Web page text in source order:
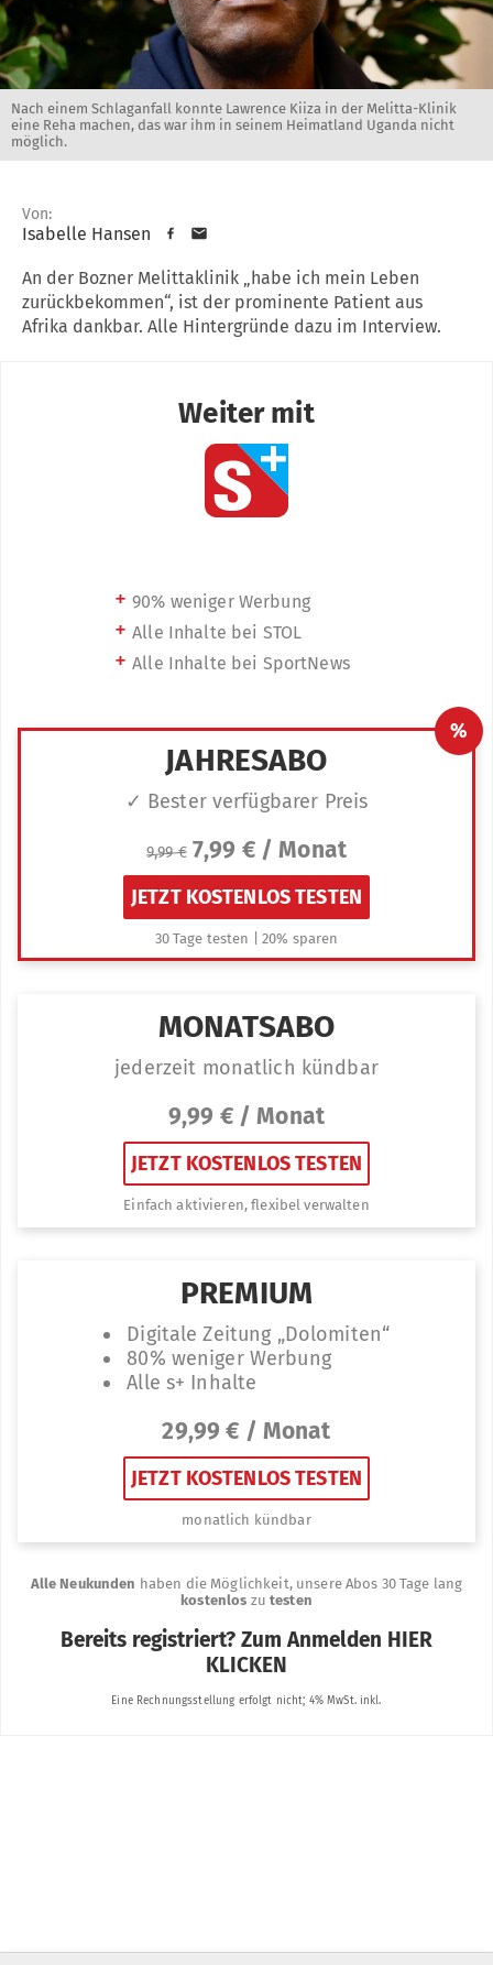
Nach einem Schlaganfall konnte Lawrence Kiiza in der Melitta-Klinik
eine Reha machen, das war ihm in seinem Heimatland Uganda nicht
möglich.
Von:
Isabelle Hansen
An der Bozner Melittaklinik „habe ich mein Leben
zurückbekommen“, ist der prominente Patient aus
Afrika dankbar. Alle Hintergründe dazu im Interview.